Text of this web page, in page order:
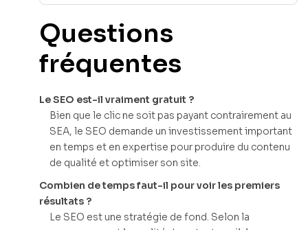
Questions
fréquentes
Le SEO est-il vraiment gratuit ?
Bien que le clic ne soit pas payant contrairement au
SEA, le SEO demande un investissement important
en temps et en expertise pour produire du contenu
de qualité et optimiser son site.
Combien de temps faut-il pour voir les premiers
résultats ?
Le SEO est une stratégie de fond. Selon la